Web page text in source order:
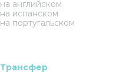
на английском
на испанском
на португальском
Трансфер